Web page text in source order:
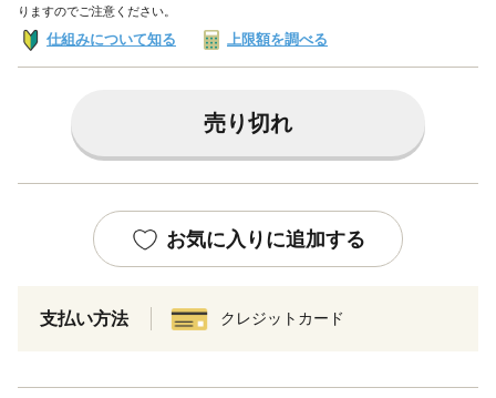
りますのでご注意ください。
仕組みについて知る 上限額を調べる
売り切れ
お気に入りに追加する
支払い方法 クレジットカード